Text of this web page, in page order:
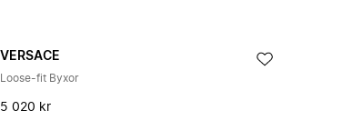
VERSACE
Loose-fit Byxor
5 020 kr